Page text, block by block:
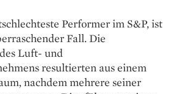
Performer im S&P, ist
Fall. Die
Luft- und
resultierten aus einem
nachdem mehrere seiner